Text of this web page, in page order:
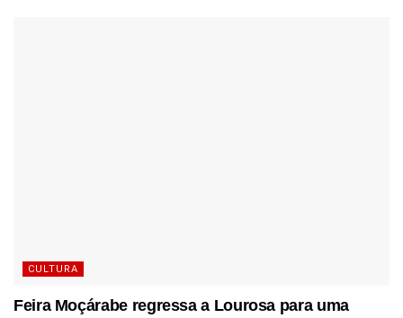
CULTURA
Feira Moçárabe regressa a Lourosa para uma